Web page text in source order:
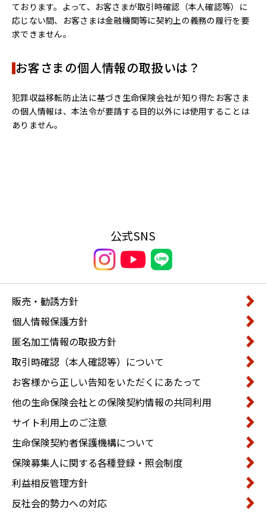
ております。よって、お客さまが取引時確認（本人確認等）に
応じない間、お客さまは金融機関等に契約上の義務の履行を要
求できません。
お客さまの個人情報の取扱いは？
犯罪収益移転防止法に基づき生命保険会社が知り得たお客さま
の個人情報は、本法令が要請する目的以外には使用することは
ありません。
公式SNS
販売・勧誘方針
個人情報保護方針
匿名加工情報の取扱方針
取引時確認（本人確認等）について
お客様から正しい告知をいただくにあたって
他の生命保険会社との保険契約情報の共同利用
サイト利用上のご注意
生命保険契約者保護機構について
保険募集人に関する各種登録・照会制度
利益相反管理方針
反社会的勢力への対応